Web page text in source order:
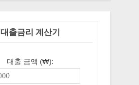
대출금리 계산기
대출 금액 (₩):